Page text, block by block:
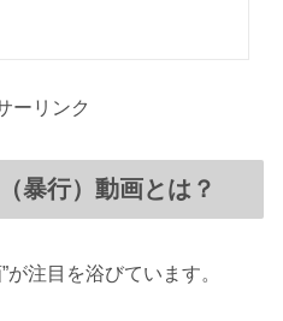
ーリンク
暴行）動画とは？
注目を浴びています。